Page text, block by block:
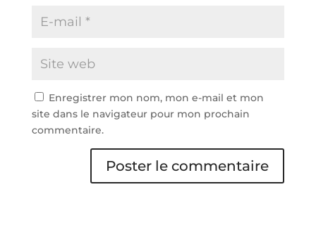
Enregistrer mon nom, mon e-mail et mon
site dans le navigateur pour mon prochain
commentaire.